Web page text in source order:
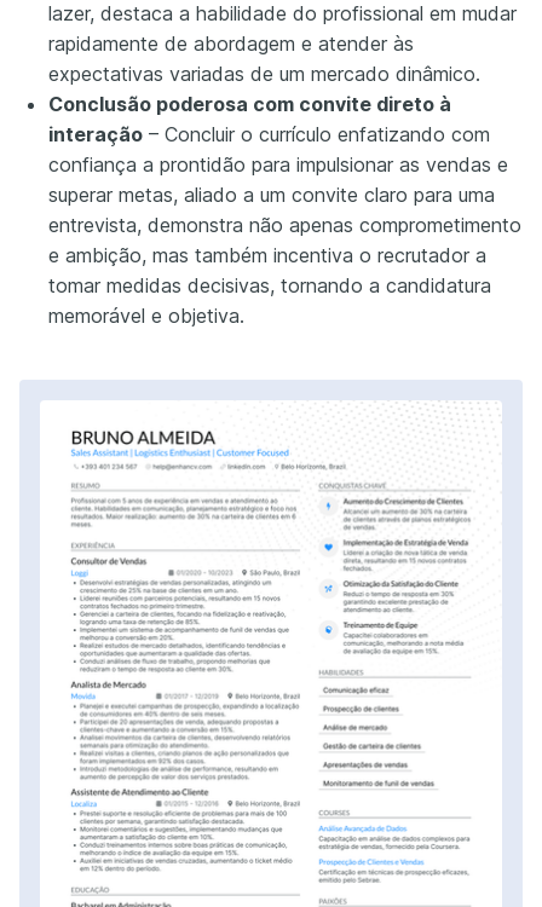
lazer, destaca a habilidade do profissional em mudar
rapidamente de abordagem e atender às
expectativas variadas de um mercado dinâmico.
Conclusão poderosa com convite direto à
interação – Concluir o currículo enfatizando com
confiança a prontidão para impulsionar as vendas e
superar metas, aliado a um convite claro para uma
entrevista, demonstra não apenas comprometimento
e ambição, mas também incentiva o recrutador a
tomar medidas decisivas, tornando a candidatura
memorável e objetiva.